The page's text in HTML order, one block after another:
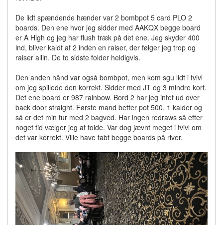
De lidt spændende hænder var 2 bombpot 5 card PLO 2
boards. Den ene hvor jeg sidder med AAKQX begge board
er A High og jeg har flush træk på det ene. Jeg skyder 400
ind, bliver kaldt af 2 inden en raiser, der følger jeg trop og
raiser allin. De to sidste folder heldigvis.
Den anden hånd var også bombpot, men kom sgu lidt i tvivl
om jeg spillede den korrekt. Sidder med JT og 3 mindre kort.
Det ene board er 987 rainbow. Bord 2 har jeg intet ud over
back door straight. Første mand better pot 500, 1 kalder og
så er det min tur med 2 bagved. Har ingen redraws så efter
noget tid vælger jeg at folde. Var dog jævnt meget i tvivl om
det var korrekt. Ville have tabt begge boards på river.